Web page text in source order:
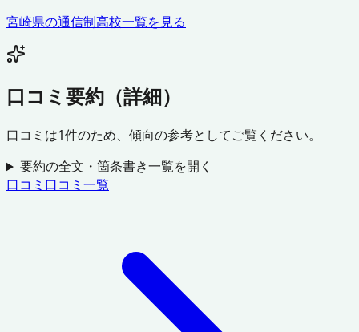
宮崎県の通信制高校一覧を見る
口コミ要約（詳細）
口コミは1件のため、傾向の参考としてご覧ください。
要約の全文・箇条書き一覧を開く
口コミ 口コミ一覧